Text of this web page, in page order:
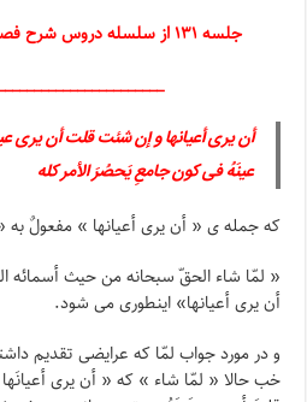
جلسه ۱۳۱ از سلسله دروس شرح فصوص الحکم حضرت علامه
أن یری أعیانها و إن شئت قلت أن یرى
عینَهُ فی کون جامعِ یَحصُرَ الأمر کله
که جمله ی « أن یری أعیانها » مفعولٌ
« لمّا شاء الحقّ سبحانه من حیث أسمائه
أن یری أعیانها» اینطوری می شود.
و در مورد جواب لمّا که عرایضی تقدیم
خب حالا « لمّا شاء » که « أن یری